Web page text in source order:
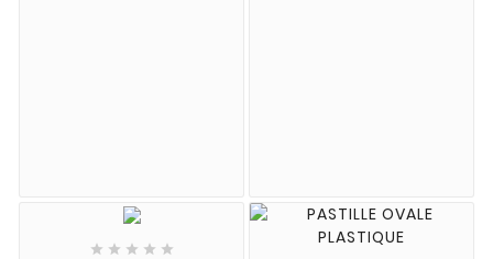
    